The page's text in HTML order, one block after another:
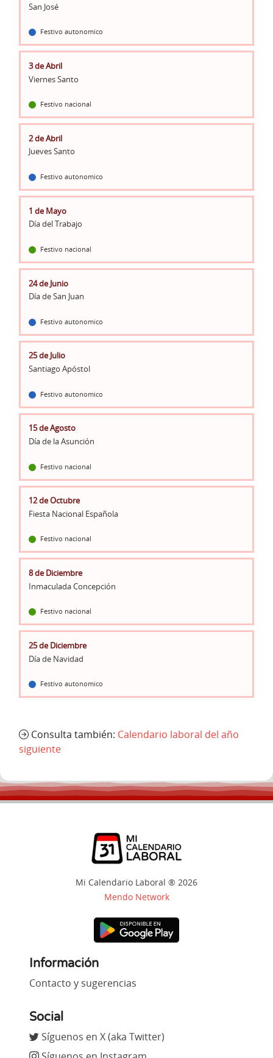
San José
Festivo autonomico
3 de Abril
Viernes Santo
Festivo nacional
2 de Abril
Jueves Santo
Festivo autonomico
1 de Mayo
Día del Trabajo
Festivo nacional
24 de Junio
Día de San Juan
Festivo autonomico
25 de Julio
Santiago Apóstol
Festivo autonomico
15 de Agosto
Día de la Asunción
Festivo nacional
12 de Octubre
Fiesta Nacional Española
Festivo nacional
8 de Diciembre
Inmaculada Concepción
Festivo nacional
25 de Diciembre
Día de Navidad
Festivo autonomico
Consulta también: Calendario laboral del año
siguiente
Mi Calendario Laboral ® 2026
Mendo Network
Información
Contacto y sugerencias
Social
Síguenos en X (aka Twitter)